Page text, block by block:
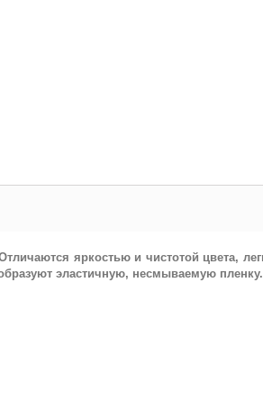
яркостью и чистотой цвета,
эластичную, несмываемую пленку.